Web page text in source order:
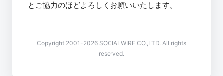
とご協力のほどよろしくお願いいたします。
Copyright 2001-2026 SOCIALWIRE CO.,LTD. All rights
reserved.